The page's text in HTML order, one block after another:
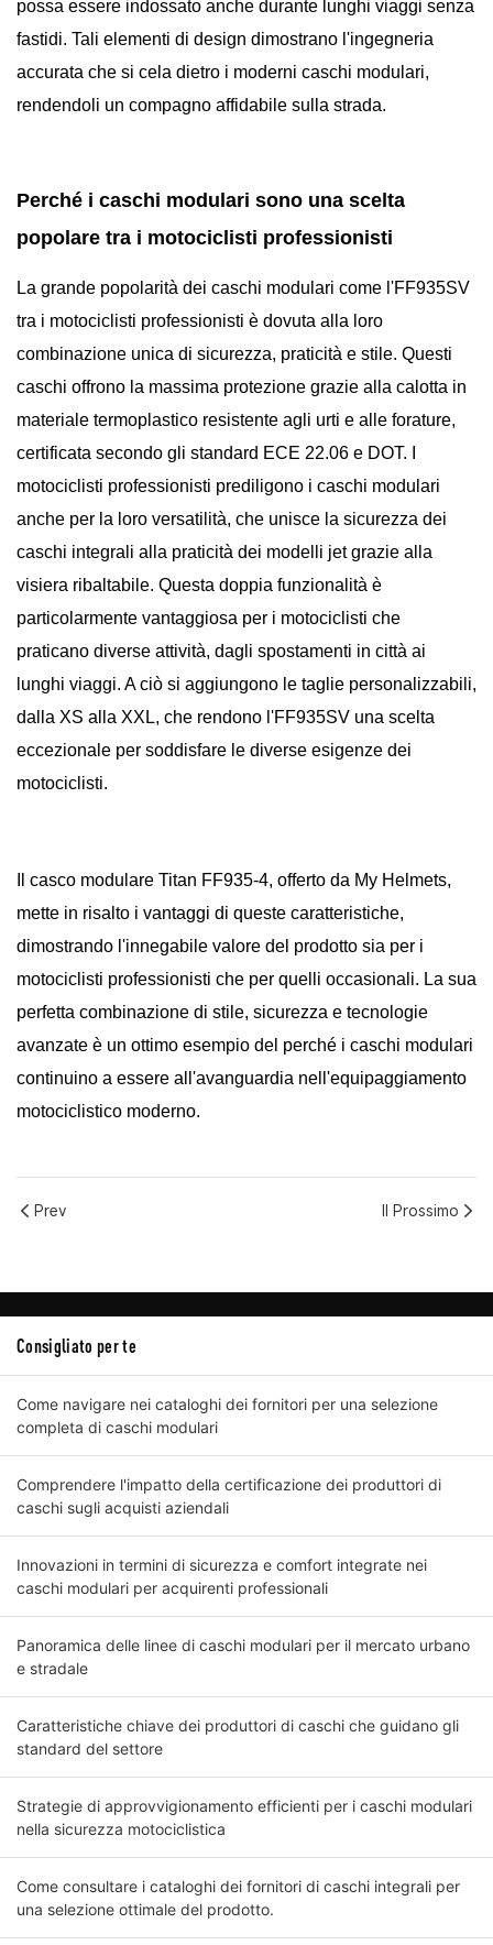
possa essere indossato anche durante lunghi viaggi senza
fastidi. Tali elementi di design dimostrano l'ingegneria
accurata che si cela dietro i moderni caschi modulari,
rendendoli un compagno affidabile sulla strada.
Perché i caschi modulari sono una scelta
popolare tra i motociclisti professionisti
La grande popolarità dei caschi modulari come l'FF935SV
tra i motociclisti professionisti è dovuta alla loro
combinazione unica di sicurezza, praticità e stile. Questi
caschi offrono la massima protezione grazie alla calotta in
materiale termoplastico resistente agli urti e alle forature,
certificata secondo gli standard ECE 22.06 e DOT. I
motociclisti professionisti prediligono i caschi modulari
anche per la loro versatilità, che unisce la sicurezza dei
caschi integrali alla praticità dei modelli jet grazie alla
visiera ribaltabile. Questa doppia funzionalità è
particolarmente vantaggiosa per i motociclisti che
praticano diverse attività, dagli spostamenti in città ai
lunghi viaggi. A ciò si aggiungono le taglie personalizzabili,
dalla XS alla XXL, che rendono l'FF935SV una scelta
eccezionale per soddisfare le diverse esigenze dei
motociclisti.
Il casco modulare Titan FF935-4, offerto da My Helmets,
mette in risalto i vantaggi di queste caratteristiche,
dimostrando l'innegabile valore del prodotto sia per i
motociclisti professionisti che per quelli occasionali. La sua
perfetta combinazione di stile, sicurezza e tecnologie
avanzate è un ottimo esempio del perché i caschi modulari
continuino a essere all'avanguardia nell'equipaggiamento
motociclistico moderno.
Prev Il Prossimo
Consigliato per te
Come navigare nei cataloghi dei fornitori per una selezione
completa di caschi modulari
Comprendere l'impatto della certificazione dei produttori di
caschi sugli acquisti aziendali
Innovazioni in termini di sicurezza e comfort integrate nei
caschi modulari per acquirenti professionali
Panoramica delle linee di caschi modulari per il mercato urbano
e stradale
Caratteristiche chiave dei produttori di caschi che guidano gli
standard del settore
Strategie di approvvigionamento efficienti per i caschi modulari
nella sicurezza motociclistica
Come consultare i cataloghi dei fornitori di caschi integrali per
una selezione ottimale del prodotto.